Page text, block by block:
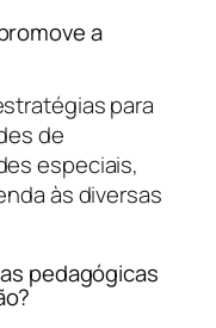
a
para
de
especiais,
às diversas
pedagógicas